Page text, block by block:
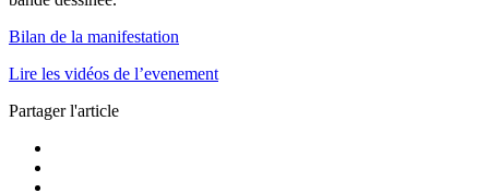
Bilan de la manifestation
Lire les vidéos de l’evenement
Partager l'article